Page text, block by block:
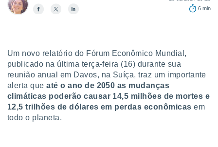
lhe
e
e
a
cookies
6 min
Um novo relatório do Fórum Econômico Mundial,
publicado na última terça-feira (16) durante sua
reunião anual em Davos, na Suíça, traz um importante
alerta queaté o ano de 2050 as mudanças
climáticas poderão causar 14,5 milhões de mortes e
12,5 trilhões de dólares em perdas econômicas em
todo o planeta.